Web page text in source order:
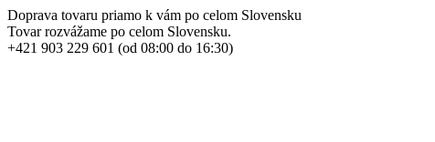
Doprava tovaru priamo k vám po celom Slovensku
Tovar rozvážame po celom Slovensku.
+421 903 229 601 (od 08:00 do 16:30)